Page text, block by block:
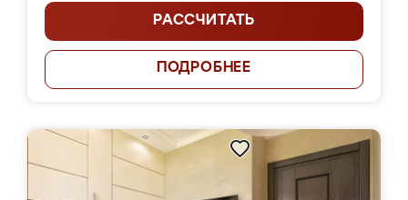
РАССЧИТАТЬ
ПОДРОБНЕЕ